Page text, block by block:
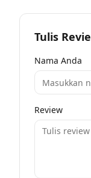
Tulis
Nama Anda
Review